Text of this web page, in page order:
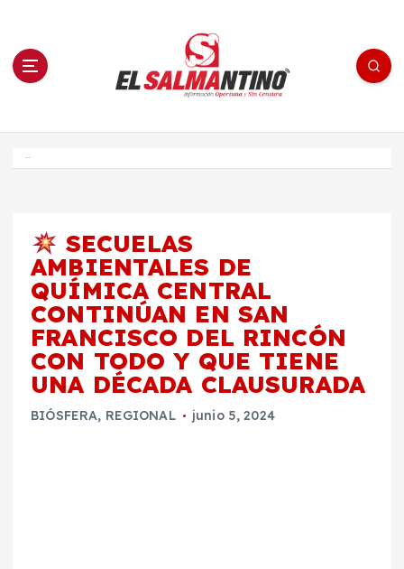
n El Salmantino - medios/noticias/editorial
SECUELAS
AMBIENTALES DE
QUÍMICA CENTRAL
CONTINÚAN EN SAN
FRANCISCO DEL RINCÓN
CON TODO Y QUE TIENE
UNA DÉCADA CLAUSURADA
BIÓSFERA, REGIONAL junio 5, 2024